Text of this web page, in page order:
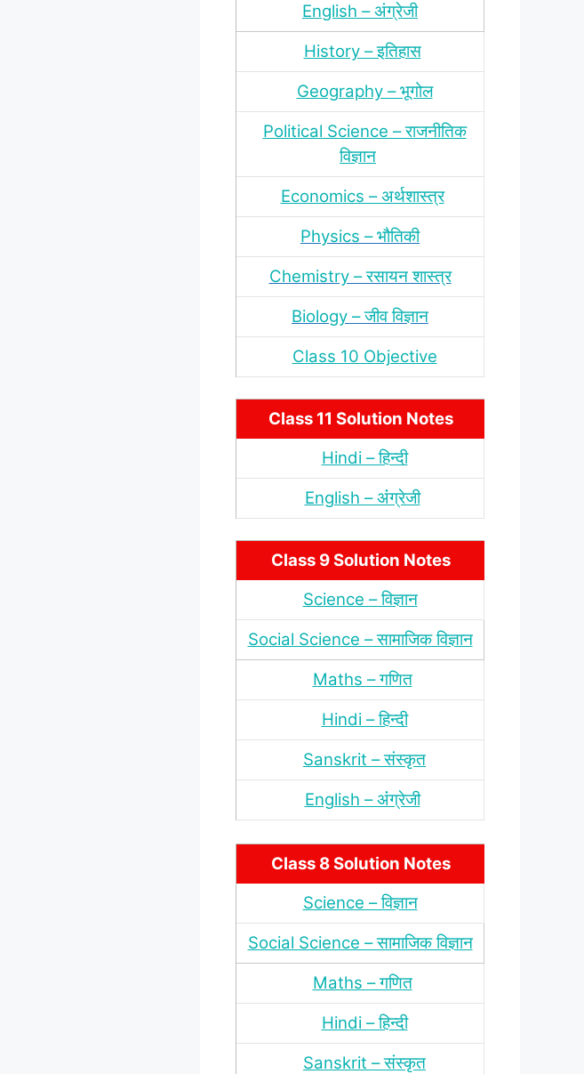
English – अंग्रेजी
History – इतिहास
Geography – भूगोल
Political Science – राजनीतिक
विज्ञान
Economics – अर्थशास्‍त्र
Physics – भौतिकी
Chemistry – रसायन शास्‍त्र
Biology – जीव विज्ञान
Class 10 Objective
Class 11 Solution Notes
Hindi – हिन्‍दी
English – अंंग्रेजी
Class 9 Solution Notes
Science – विज्ञान
Social Science – सामाजिक विज्ञान
Maths – गणित
Hindi – हिन्‍दी
Sanskrit – संस्‍कृत
English – अंंग्रेजी
Class 8 Solution Notes
Science – विज्ञान
Social Science – सामाजिक विज्ञान
Maths – गणित
Hindi – हिन्‍दी
Sanskrit – संस्‍कृत